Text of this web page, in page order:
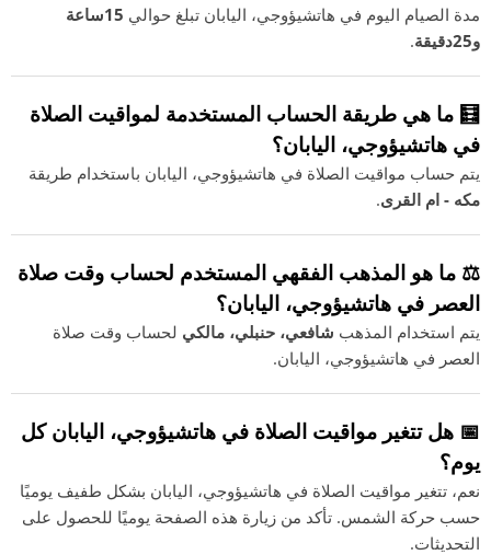
مدة الصيام اليوم في هاتشيؤوجي، اليابان تبلغ حوالي
15ساعة
و25دقيقة
.
🧮 ما هي طريقة الحساب المستخدمة لمواقيت الصلاة
في هاتشيؤوجي، اليابان؟
يتم حساب مواقيت الصلاة في هاتشيؤوجي، اليابان باستخدام طريقة
مكه - ام القرى.
⚖️ ما هو المذهب الفقهي المستخدم لحساب وقت صلاة
العصر في هاتشيؤوجي، اليابان؟
يتم استخدام المذهب شافعي، حنبلي، مالكي لحساب وقت صلاة
العصر في هاتشيؤوجي، اليابان.
📅 هل تتغير مواقيت الصلاة في هاتشيؤوجي، اليابان كل
يوم؟
نعم، تتغير مواقيت الصلاة في هاتشيؤوجي، اليابان بشكل طفيف يوميًا
حسب حركة الشمس. تأكد من زيارة هذه الصفحة يوميًا للحصول على
التحديثات.